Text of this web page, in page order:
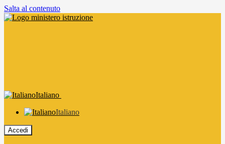
Salta al contenuto
Italiano
Italiano
Accedi